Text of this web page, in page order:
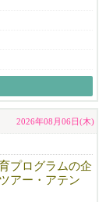
2026年08月06日(木)
プログラムの企
アー・アテン